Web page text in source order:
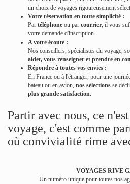
un choix de voyages rigoureusement
Votre réservation en toute simplicité :
Par téléphone ou par courrier, il vous
votre demande d'inscription.
Avotre écoute :
Nos conseillers, spécialistes du voyage,
aider, vous renseigner et prendre en
Répondre à toutes vos envies :
En France ou à l'étranger, pour une
bateau ou en avion, nos sélections se
plus grande satisfaction.
Partir avec nous, ce
voyage, c'est comme
où convivialité rime
VOYAGES RIVE
Un numéro unique pour toutes nos